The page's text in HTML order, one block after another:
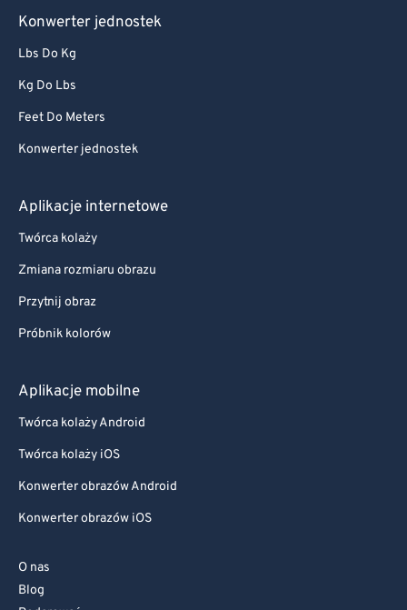
Konwerter jednostek
Lbs Do Kg
Kg Do Lbs
Feet Do Meters
Konwerter jednostek
Aplikacje internetowe
Twórca kolaży
Zmiana rozmiaru obrazu
Przytnij obraz
Próbnik kolorów
Aplikacje mobilne
Twórca kolaży Android
Twórca kolaży iOS
Konwerter obrazów Android
Konwerter obrazów iOS
O nas
Blog